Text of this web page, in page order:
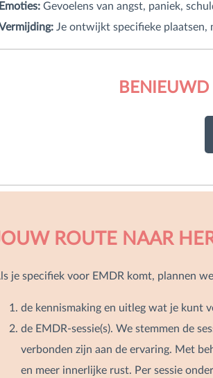
Emoties: Gevoelens van angst, paniek,
Je ontwijkt specifieke plaatsen,
BENIEUWD
ROUTE NAAR
je specifiek voor EMDR komt, plannen
de kennismaking en uitleg wat je kunt
de EMDR-sessie(s). We stemmen de
verbonden zijn aan de ervaring. Met
en meer innerlijke rust. Per sessie